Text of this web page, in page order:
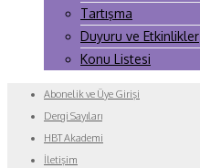
Tartışma
Duyuru ve Etkinlikler
Konu Listesi
Abonelik ve Üye Girişi
Dergi Sayıları
HBT Akademi
İletişim